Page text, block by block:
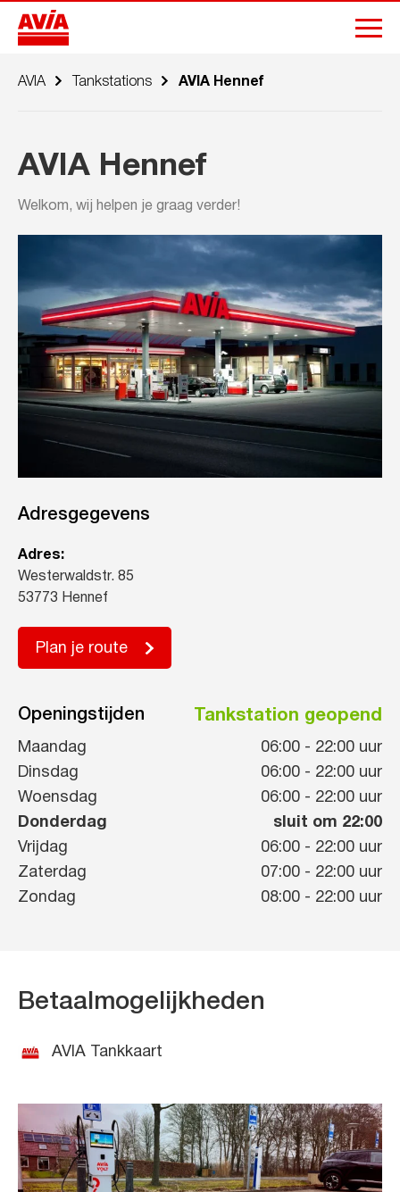
AVIA Tankstations AVIA Hennef
AVIA Hennef
Welkom, wij helpen je graag verder!
Adresgegevens
Adres:
Westerwaldstr. 85
53773 Hennef
Plan je route
Openingstijden Tankstation geopend
Maandag 06:00 - 22:00 uur
Dinsdag
06:00 - 22:00 uur
Woensdag
06:00 - 22:00 uur
Donderdag
sluit om 22:00
Vrijdag
06:00 - 22:00 uur
Zaterdag
07:00 - 22:00 uur
Zondag
08:00 - 22:00 uur
Betaalmogelijkheden
AVIA Tankkaart